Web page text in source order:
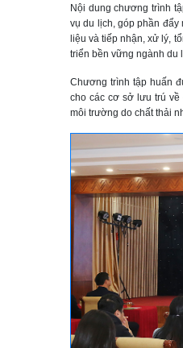
Nội dung chương trình
vụ du lịch, góp phần
liệu và tiếp nhận, xử lý,
triển bền vững ngành du
Chương trình tập huấn
cho các cơ sở lưu trú về
môi trường do chất thải